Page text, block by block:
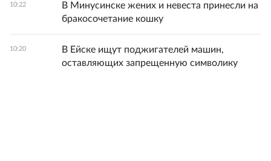
10:22
В Минусинске жених и невеста принесли на
бракосочетание кошку
10:20
В Ейске ищут поджигателей машин,
оставляющих запрещенную символику